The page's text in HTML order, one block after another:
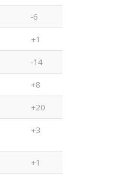
-6
+1
-14
+8
+20
+3
+1